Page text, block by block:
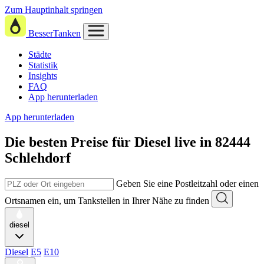
Zum Hauptinhalt springen
BesserTanken
Städte
Statistik
Insights
FAQ
App herunterladen
App herunterladen
Die besten Preise für Diesel live in 82444
Schlehdorf
Geben Sie eine Postleitzahl oder einen
Ortsnamen ein, um Tankstellen in Ihrer Nähe zu finden
diesel
Diesel E5 E10